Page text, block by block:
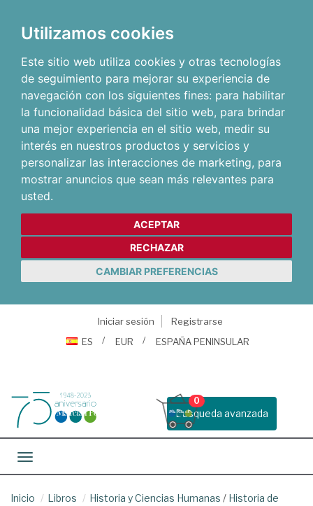
Utilizamos cookies
Este sitio web utiliza cookies y otras tecnologías
de seguimiento para mejorar su experiencia de
navegación con los siguientes fines: para habilitar
la funcionalidad básica del sitio web, para brindar
una mejor experiencia en el sitio web, medir su
interés en nuestros productos y servicios y
personalizar las interacciones de marketing, para
mostrar anuncios que sean más relevantes para
usted.
ACEPTAR
RECHAZAR
CAMBIAR PREFERENCIAS
Iniciar sesión
Registrarse
ES
EUR ESPAÑA PENINSULAR
Busqueda avanzada
0
Toggle navigation
Inicio Libros Historia y Ciencias Humanas / Historia de